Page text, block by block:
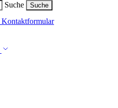
Suche Suche
Kontaktformular